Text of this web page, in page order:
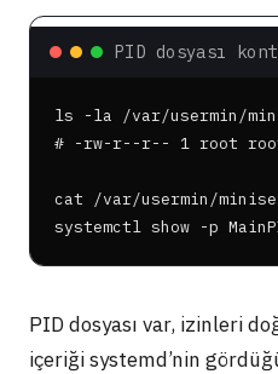
PID dosyası
ls -la /var/usermin/
# -rw-r--r-- 1 root
cat /var/usermin/
systemctl show -p
PID dosyası var, izinleri
içeriği systemd’nin